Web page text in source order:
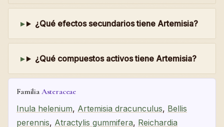
¿Qué efectos secundarios tiene Artemisia?
¿Qué compuestos activos tiene Artemisia?
Familia Asteraceae
Inula helenium, Artemisia dracunculus, Bellis
perennis, Atractylis gummifera, Reichardia